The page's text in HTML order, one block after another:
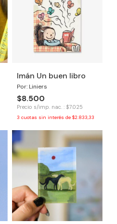
Imán Un buen libro
Por: Liniers
$8.500
Precio s/imp. nac. : $7.025
3 cuotas sin interés de $2.833,33